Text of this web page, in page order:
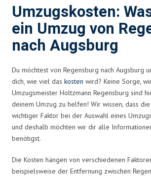
Umzugskosten:
ein Umzug von
nach Augsburg
Du möchtest von Regensburg nach Augsburg
dich, wie viel das kosten wird? Keine Sorge,
Umzugsmeister Holtzmann Regensburg sind
deinem Umzug zu helfen! Wir wissen, dass
wichtiger Faktor bei der Auswahl eines
und deshalb möchten wir dir alle
benötigst.
Die Kosten hängen von verschiedenen
beispielsweise der Entfernung zwischen